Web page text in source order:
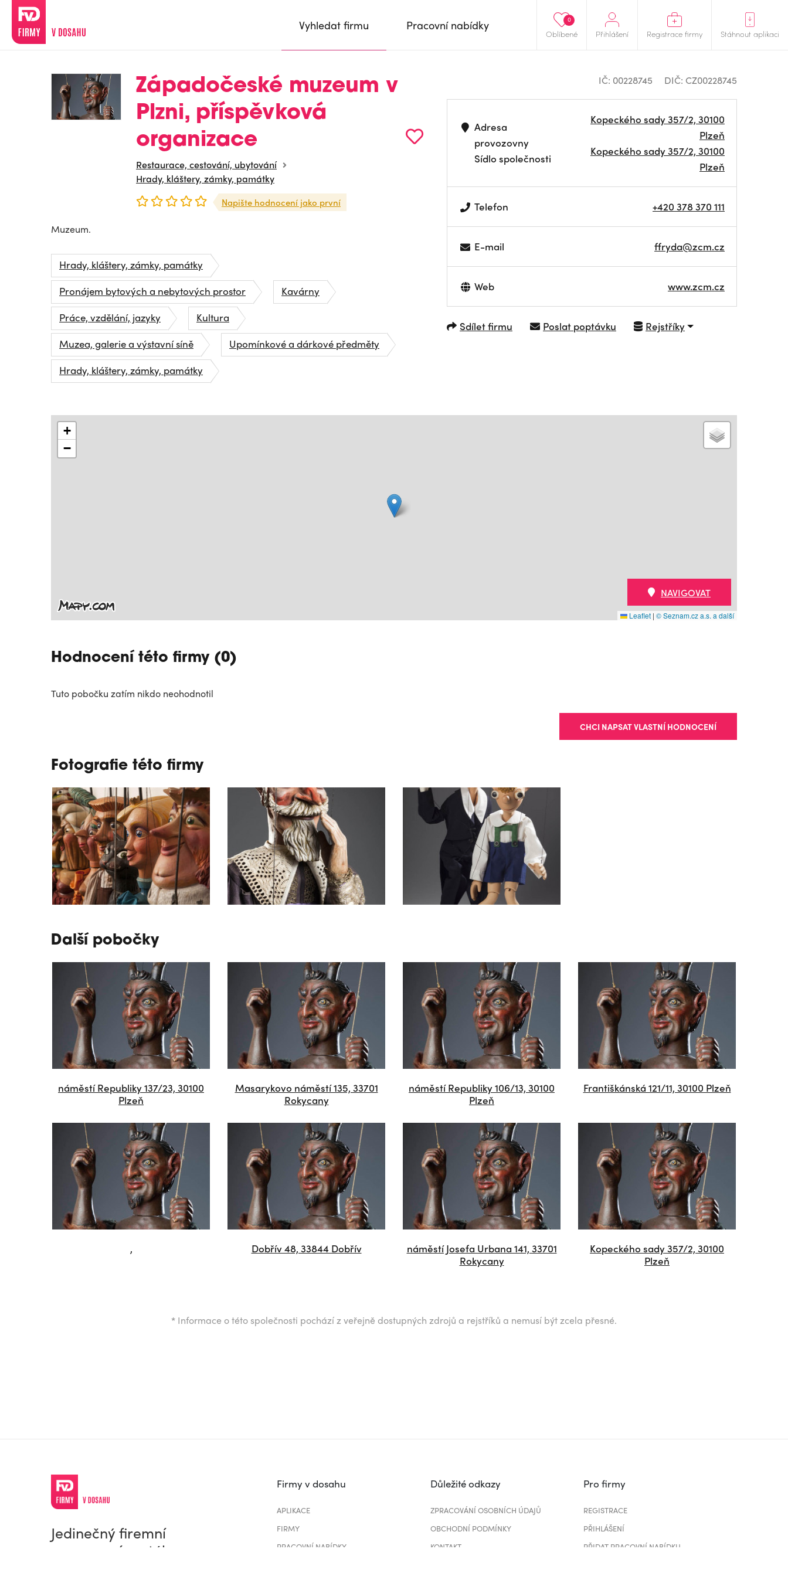
Oblíbené
0
Přihlášení Registrace firmy Stáhnout aplikaci
Vyhledat firmu Pracovní nabídky
Západočeské muzeum v
Plzni, příspěvková
organizace
Restaurace, cestování, ubytování
Hrady, kláštery, zámky, památky
Napište hodnocení jako první
Muzeum.
Hrady, kláštery, zámky, památky
Pronájem bytových a nebytových prostor
Kavárny
Práce, vzdělání, jazyky
Kultura
Muzea, galerie a výstavní síně
Upomínkové a dárkové předměty
Hrady, kláštery, zámky, památky
IČ: 00228745 DIČ: CZ00228745
Adresa
provozovny
Sídlo společnosti
Kopeckého sady 357/2, 30100
Plzeň
Kopeckého sady 357/2, 30100
Plzeň
Telefon +420 378 370 111
E-mail ffryda@zcm.cz
Web www.zcm.cz
Sdílet firmu Poslat poptávku Rejstříky
+
−
Leaflet | © Seznam.cz a.s. a další
NAVIGOVAT
Hodnocení této firmy (0)
Tuto pobočku zatím nikdo neohodnotil
CHCI NAPSAT VLASTNÍ HODNOCENÍ
Fotografie této firmy
Další pobočky
náměstí Republiky 137/23, 30100
Plzeň
Masarykovo náměstí 135, 33701
Rokycany
náměstí Republiky 106/13, 30100
Plzeň
Františkánská 121/11, 30100 Plzeň
, Dobřív 48, 33844 Dobřív
náměstí Josefa Urbana 141, 33701
Rokycany
Kopeckého sady 357/2, 30100
Plzeň
* Informace o této společnosti pochází z veřejně dostupných zdrojů a rejstříků a nemusí být zcela přesné.
Jedinečný firemní
a pracovní portál
Firmy v dosahu
APLIKACE
FIRMY
PRACOVNÍ NABÍDKY
Důležité odkazy
ZPRACOVÁNÍ OSOBNÍCH ÚDAJŮ
OBCHODNÍ PODMÍNKY
KONTAKT
Pro firmy
REGISTRACE
PŘIHLÁŠENÍ
PŘIDAT PRACOVNÍ NABÍDKU